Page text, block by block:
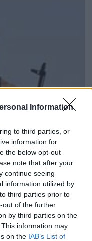
Information
to third parties, or
information for
the below opt-out
note that after your
continue seeing
information utilized by
third parties prior to
out of the further
by third parties on the
This information may
on the IAB’s List of